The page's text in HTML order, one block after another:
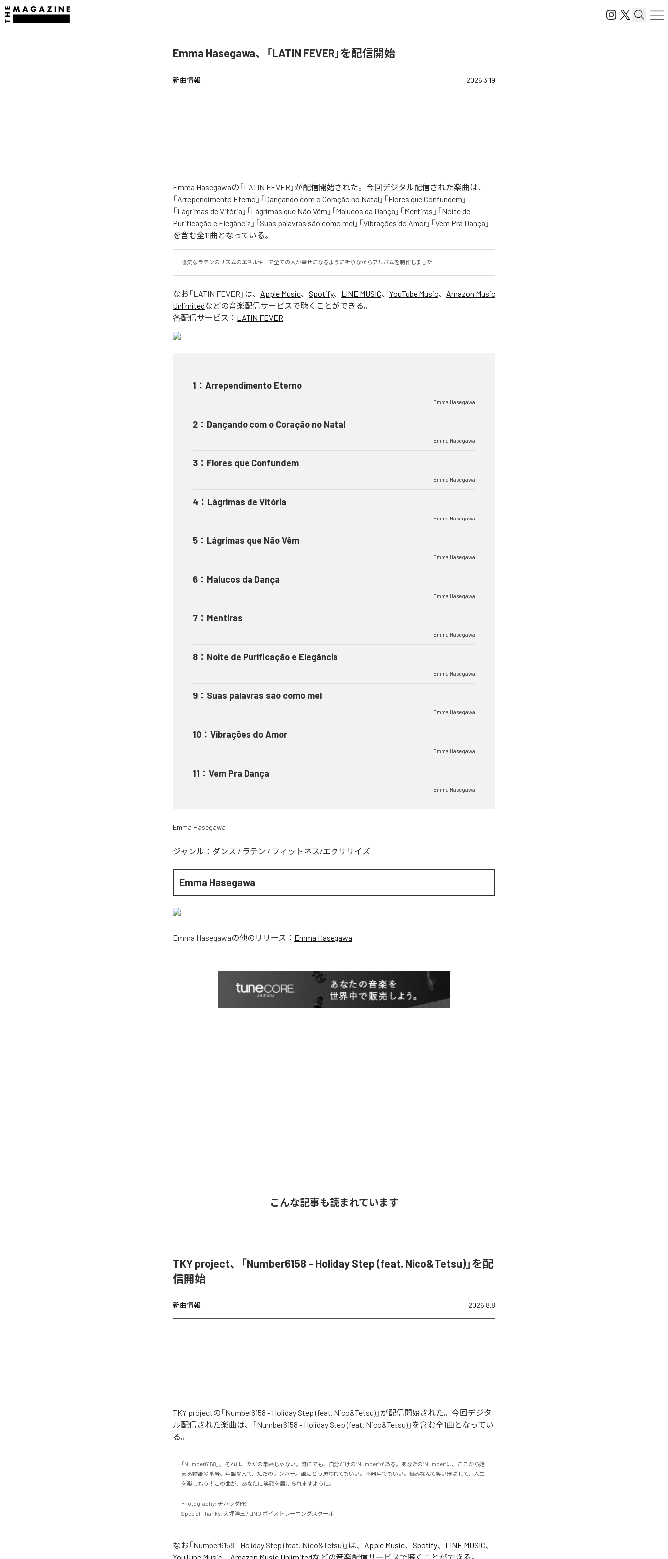
Emma Hasegawa、「LATIN FEVER」を配信開始
新曲情報 2026.3.19
Emma Hasegawaの「LATIN FEVER」が配信開始された。今回デジタル配信された楽曲は、
「Arrependimento Eterno」「Dançando com o Coração no Natal」「Flores que Confundem」
「Lágrimas de Vitória」「Lágrimas que Não Vêm」「Malucos da Dança」「Mentiras」「Noite de
Purificação e Elegância」「Suas palavras são como mel」「Vibrações do Amor」「Vem Pra Dança」
を含む全11曲となっている。
陽気なラテンのリズムのエネルギーで全ての人が幸せになるように祈りながらアルバムを制作しました
なお「LATIN FEVER 」は、 Apple Music、 Spotify、 LINE MUSIC、 YouTube Music、 Amazon Music
Unlimitedなどの音楽配信サービスで聴くことができる。
各配信サービス： LATIN FEVER
1 ： Arrependimento Eterno
Emma Hasegawa
2 ： Dançando com o Coração no Natal
Emma Hasegawa
3 ： Flores que Confundem
Emma Hasegawa
4 ： Lágrimas de Vitória
Emma Hasegawa
5 ： Lágrimas que Não Vêm
Emma Hasegawa
6 ： Malucos da Dança
Emma Hasegawa
7 ： Mentiras
Emma Hasegawa
8 ： Noite de Purificação e Elegância
Emma Hasegawa
9 ： Suas palavras são como mel
Emma Hasegawa
10 ： Vibrações do Amor
Emma Hasegawa
11 ： Vem Pra Dança
Emma Hasegawa
Emma Hasegawa
ジャンル： ダンス / ラテン / フィットネス/エクササイズ
Emma Hasegawa
Emma Hasegawaの他のリリース： Emma Hasegawa
こんな記事も読まれています
TKY project、「Number6158 - Holiday Step (feat. Nico&Tetsu)」を配
信開始
新曲情報 2026.8.8
TKY projectの「Number6158 - Holiday Step (feat. Nico&Tetsu)」が配信開始された。今回デジタ
ル配信された楽曲は、「Number6158 - Holiday Step (feat. Nico&Tetsu)」を含む全1曲となってい
る。
「Number6158」。それは、ただの年齢じゃない。誰にでも、自分だけの“Number”がある。あなたの“Number”は、ここから始
まる物語の番号。年齢なんて、ただのナンバー。誰にどう思われてもいい。不器用でもいい。悩みなんて笑い飛ばして、人生
を楽しもう！この曲が、あなたに笑顔を届けられますように。
Photography: チハラダPR
Special Thanks: 大坪洋三 / LINO ボイストレーニングスクール
なお「Number6158 - Holiday Step (feat. Nico&Tetsu) 」は、 Apple Music、 Spotify、 LINE MUSIC、
YouTube Music、 Amazon Music Unlimitedなどの音楽配信サービスで聴くことができる。